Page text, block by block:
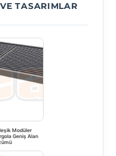
TASARIMLAR
Modüler
Geniş Alan